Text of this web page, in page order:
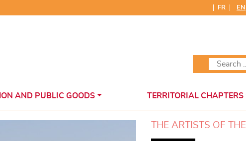
FR EN
AND PUBLIC GOODS TERRITORIAL CHAPTERS
THE ARTISTS OF